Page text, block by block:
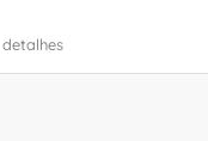
detalhes